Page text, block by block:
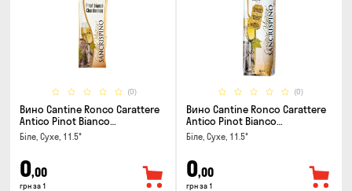
(0)
Вино Cantine Ronco Carattere
Antico Pinot Bianco
Chardonnay Rubicone IGT 0.25л
Біле, Сухе, 11.5°
0,00
грн за 1
(0)
Вино Cantine Ronco Carattere
Antico Pinot Bianco
Chardonnay Rubicone IGT 1л
Біле, Сухе, 11.5°
0,00
грн за 1